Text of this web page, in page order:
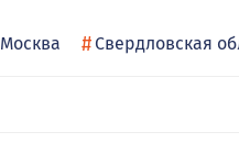
Москва # Свердловская